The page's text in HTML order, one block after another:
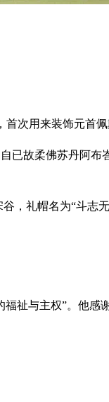
次用来装饰元首佩
已故柔佛苏丹阿
礼帽名为“斗志无
祉与主权”。他感